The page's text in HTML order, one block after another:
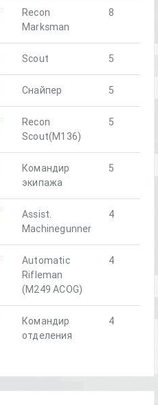
Recon
Marksman
8
Scout 5
Снайпер 5
Recon
Scout(M136)
5
Командир
экипажа
5
Assist.
Machinegunner
4
Automatic
Rifleman
(M249 ACOG)
4
Командир
отделения
4